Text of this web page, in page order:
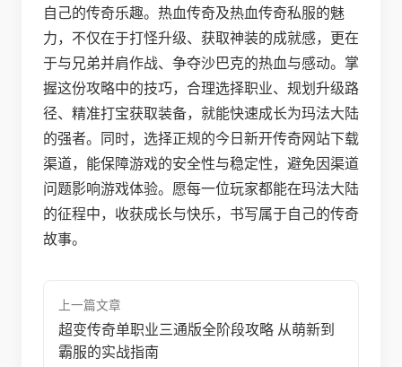
自己的传奇乐趣。热血传奇及热血传奇私服的魅
力，不仅在于打怪升级、获取神装的成就感，更在
于与兄弟并肩作战、争夺沙巴克的热血与感动。掌
握这份攻略中的技巧，合理选择职业、规划升级路
径、精准打宝获取装备，就能快速成长为玛法大陆
的强者。同时，选择正规的今日新开传奇网站下载
渠道，能保障游戏的安全性与稳定性，避免因渠道
问题影响游戏体验。愿每一位玩家都能在玛法大陆
的征程中，收获成长与快乐，书写属于自己的传奇
故事。
上一篇文章
超变传奇单职业三通版全阶段攻略 从萌新到
霸服的实战指南